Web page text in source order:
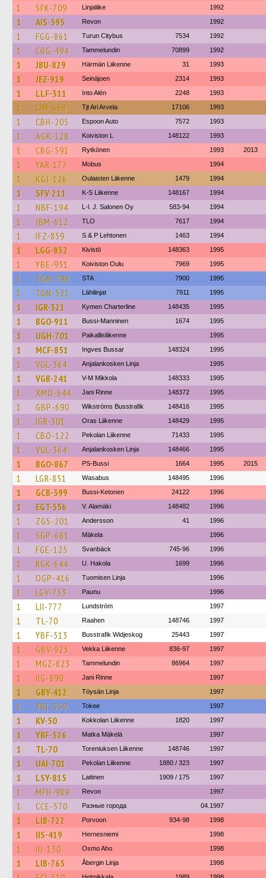
1 SFK-709 Linjaliike 1992
1 AIS-595 Revon 1992
1 FGG-861 Turun Citybus 7534 1992
1 CBG-494 Tammelundin 70899 1992
1 JBU-829 Härmän Liikenne 31 1993
1 JEZ-919 Seinäjoen 2314 1993
1 LLF-311 Into Alén 2248 1993
1 LIM-668 Tjt Ari Arvela 17106 1993
1 CBH-205 Espoon Auto 7572 1993
1 AGK-128 Koiviston L 148122 1993
1 CBG-591 Rytkönen 1993 2013
1 YAR-177 Mobus 1994
1 KGJ-126 Oulaisten Liikenne 1479 1994
1 SFV-211 K-S Liikenne 148167 1994
1 NBF-194 L-l. J. Salonen Oy 583-94 1994
1 JBM-612 TLO 7617 1994
1 IFZ-859 S & P Lehtonen 1463 1994
1 LGG-832 Kivistö 148363 1995
1 YBE-931 Koiviston Oulu 7969 1995
1 TGN-798 STA 7900 1995
1 TGN-521 Lähilinjat 7911 1995
1 IGR-321 Kymen Charterline 148435 1995
1 BGO-911 Bussi-Manninen 1674 1995
1 UGH-701 Paikallisliikenne 1995
1 MCF-851 Ingves Bussar 148324 1995
1 VGL-364 Anjalankosken Linja 1995
1 VGB-241 V-M Mikkola 148333 1995
1 XMO-644 Jani Rinne 148372 1995
1 GBP-690 Wikströms Busstrafik 148416 1995
1 IGR-301 Oras Liikenne 148429 1995
1 CBO-122 Pekolan Liikenne 71433 1995
1 VGL-364 Anjalankosken Linja 148466 1995
1 BGO-867 PS-Bussi 1664 1995 2015
1 LGR-851 Wasabus 148495 1996
1 GCB-399 Bussi-Ketonen 24122 1996
1 EGT-556 V. Alamäki 148482 1996
1 ZGS-201 Andersson 41 1996
1 SGP-681 Mäkela 1996
1 FGE-125 Svanbäck 745-96 1996
1 RGK-644 U. Hakola 1699 1996
1 OGP-416 Tuomisen Linja 1996
1 LGV-753 Paunu 1996
1 LII-777 Lundström 1997
1 TL-70 Raahen 148746 1997
1 YBF-513 Busstrafik Widjeskog 25443 1997
1 GBV-923 Vekka Liikenne 836-97 1997
1 MGZ-823 Tammelundin 86964 1997
1 IIG-890 Jani Rinne 1997
1 GBY-412 Töysän Linja 1997
1 YBL-559 Tokee 1997
1 KV-50 Kokkolan Liikenne 1820 1997
1 YBF-526 Matka Mäkelä 1997
1 TL-70 Toreniuksen Liikenne 148746 1997
1 UAI-701 Pekolan Liikenne 1880 / 323 1997
1 LSY-815 Laitinen 1909 / 175 1997
1 MFH-989 Revon 1997
1 CCE-570 Разные города 04.1997
1 LIB-722 Porvoon 934-98 1998
1 IIS-419 Hernesniemi 1998
1 IIJ-130 Osmo Aho 1998
1 LIB-765 Åbergin Linja 1998